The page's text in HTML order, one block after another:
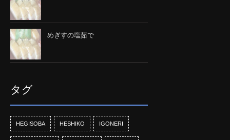
めぎすの塩茹で
タグ
HEGISOBA HESHIKO IGONERI